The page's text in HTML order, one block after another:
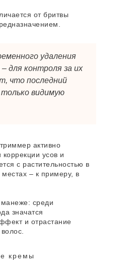
кремы
от бритвы
удаления
для контроля за их
что последний
видимую
активно
коррекции усов и
с растительностью в
– к примеру, в
среди
значатся
и отрастание